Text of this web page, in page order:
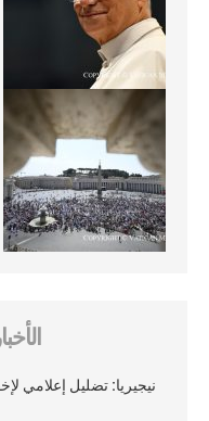
نيجيريا: تضليل إعلامي